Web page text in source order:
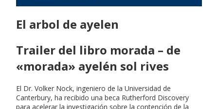
El arbol de ayelen
Trailer del libro morada – de
«morada» ayelén sol rives
El Dr. Volker Nock, ingeniero de la Universidad de
Canterbury, ha recibido una beca Rutherford Discovery
para acelerar la investigación sobre la contención de la